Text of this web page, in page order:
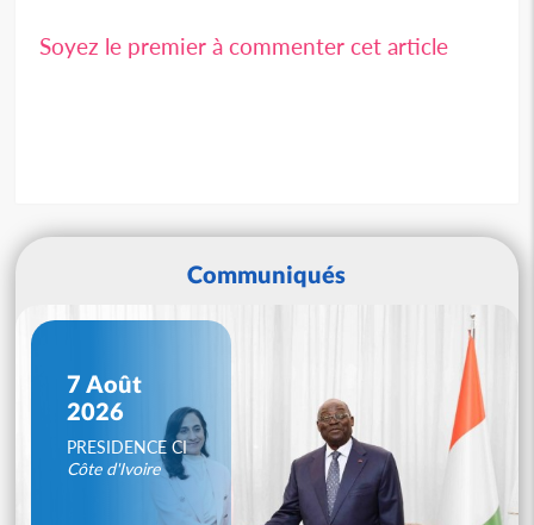
Soyez le premier à commenter cet article
Communiqués
7 Août
2026
PRESIDENCE CI
Côte d'Ivoire